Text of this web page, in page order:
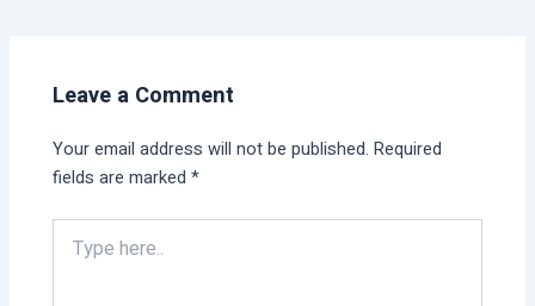
Leave a Comment
Your email address will not be published. Required
fields are marked*
here..